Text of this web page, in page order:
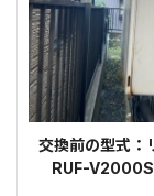
交換前の型式：
RUF-